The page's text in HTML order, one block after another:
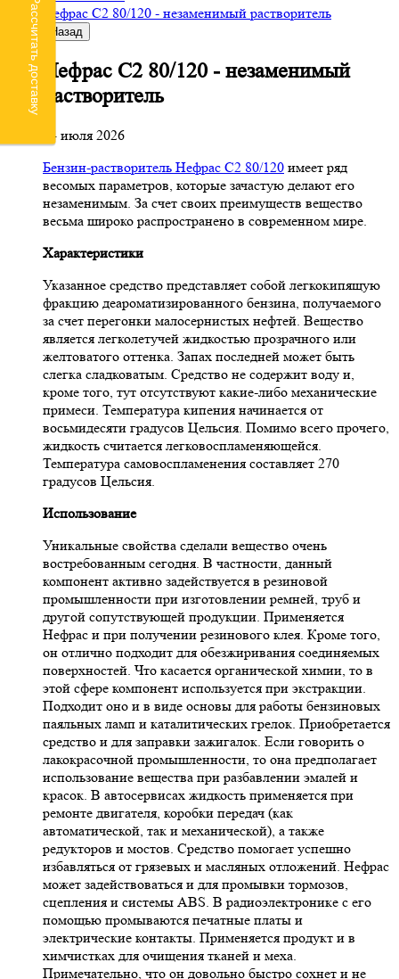
Нефрас С2 80/120 - незаменимый растворитель
Назад
Нефрас С2 80/120 - незаменимый
растворитель
24 июля 2026
Бензин-растворитель Нефрас С2 80/120 имеет ряд
весомых параметров, которые зачастую делают его
незаменимым. За счет своих преимуществ вещество
весьма широко распространено в современном мире.
Характеристики
Указанное средство представляет собой легкокипящую
фракцию деароматизированного бензина, получаемого
за счет перегонки малосернистых нефтей. Вещество
является легколетучей жидкостью прозрачного или
желтоватого оттенка. Запах последней может быть
слегка сладковатым. Средство не содержит воду и,
кроме того, тут отсутствуют какие-либо механические
примеси. Температура кипения начинается от
восьмидесяти градусов Цельсия. Помимо всего прочего,
жидкость считается легковоспламеняющейся.
Температура самовоспламенения составляет 270
градусов Цельсия.
Использование
Уникальные свойства сделали вещество очень
востребованным сегодня. В частности, данный
компонент активно задействуется в резиновой
промышленности при изготовлении ремней, труб и
другой сопутствующей продукции. Применяется
Нефрас и при получении резинового клея. Кроме того,
он отлично подходит для обезжиривания соединяемых
поверхностей. Что касается органической химии, то в
этой сфере компонент используется при экстракции.
Подходит оно и в виде основы для работы бензиновых
паяльных ламп и каталитических грелок. Приобретается
средство и для заправки зажигалок. Если говорить о
лакокрасочной промышленности, то она предполагает
использование вещества при разбавлении эмалей и
красок. В автосервисах жидкость применяется при
ремонте двигателя, коробки передач (как
автоматической, так и механической), а также
редукторов и мостов. Средство помогает успешно
избавляться от грязевых и масляных отложений. Нефрас
может задействоваться и для промывки тормозов,
сцепления и системы ABS. В радиоэлектронике с его
помощью промываются печатные платы и
электрические контакты. Применяется продукт и в
химчистках для очищения тканей и меха.
Примечательно, что он довольно быстро сохнет и не
Рассчитать доставку